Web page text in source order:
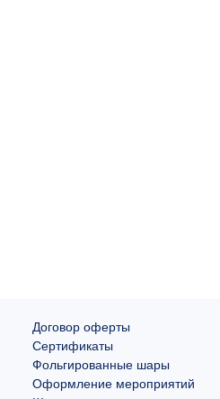
Договор оферты
Сертификаты
Фольгированные шары
Оформление мероприятий